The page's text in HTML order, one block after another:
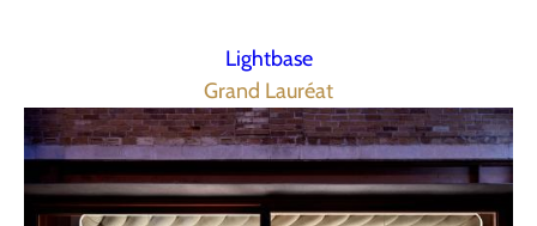
Lightbase
Grand Lauréat